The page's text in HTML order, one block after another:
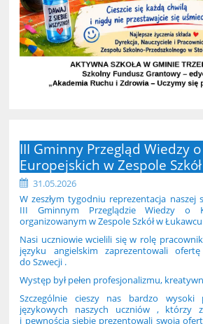
III Gminny Przegląd Wiedzy
Europejskich w Zespole
31.05.2026
W zeszłym tygodniu reprezentacja naszej
III Gminnym Przeglądzie Wiedzy o
organizowanym w Zespole Szkół w Łukawcu
Nasi uczniowie wcielili się w rolę
języku angielskim zaprezentowali
do Szwecji .
Występ był pełen profesjonalizmu,
Szczególnie cieszy nas bardzo wysoki
językowych naszych uczniów , którzy
i pewnością siebie prezentowali swoją